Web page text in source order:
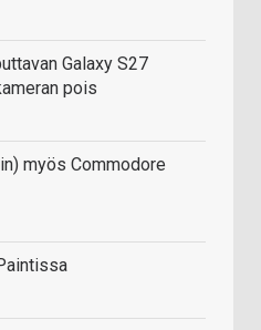
Galaxy S27
pois
myös Commodore